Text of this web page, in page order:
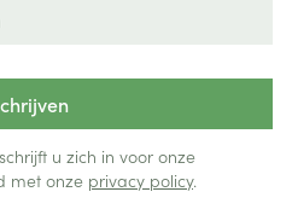
u zich in voor onze
met onze privacy policy.